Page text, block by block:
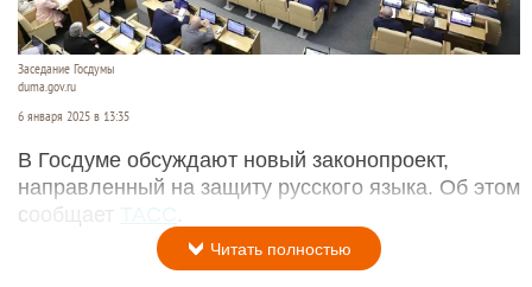
Заседание Госдумы
duma.gov.ru
6 января 2025 в 13:35
В Госдуме обсуждают новый законопроект,
направленный на защиту русского языка. Об этом
сообщает ТАСС
Читать полностью